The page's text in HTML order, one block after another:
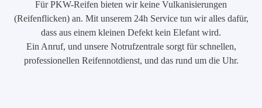
Für PKW-Reifen bieten wir keine Vulkanisierungen
(Reifenflicken) an. Mit unserem 24h Service tun wir alles dafür,
dass aus einem kleinen Defekt kein Elefant wird.
Ein Anruf, und unsere Notrufzentrale sorgt für schnellen,
professionellen Reifennotdienst, und das rund um die Uhr.